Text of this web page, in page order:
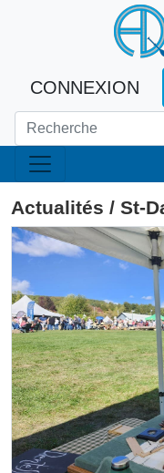
CONNEXION
Actualités / St-